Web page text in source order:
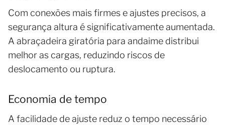
Com conexões mais firmes e ajustes precisos, a
segurança altura é significativamente aumentada.
A abraçadeira giratória para andaime distribui
melhor as cargas, reduzindo riscos de
deslocamento ou ruptura.
Economia de tempo
A facilidade de ajuste reduz o tempo necessário